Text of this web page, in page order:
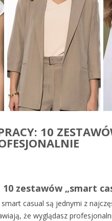
10
10 zestawów „smart
casual są jednymi z
że wyglądasz